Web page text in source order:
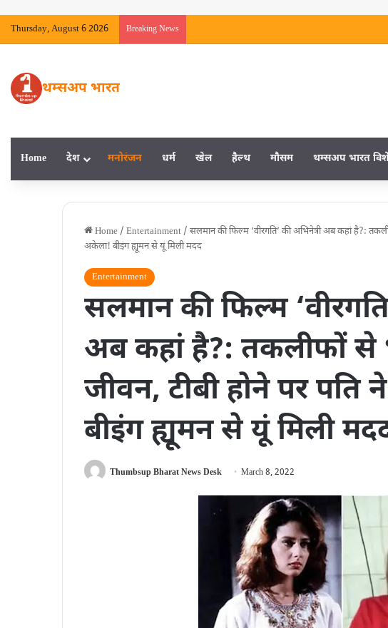
Thursday, August 6 2026 Breaking News
थम्सअप भारत
Home देश मनाेरंजन धर्म खेल हैल्‍थ मौसम थम्‍सअप भारत
Home / Entertainment / सलमान की फिल्म ‘वीरगति’ की अभिनेत्री अब कहां है?:
अकेला! बीइंग ह्यूमन से यूं मिली मदद
Entertainment
सलमान की फिल्म
अब कहां है?: तकलीफों से
जीवन, टीबी होने पर ​पति
बीइंग ह्यूमन से यूं मिली
Thumbsup Bharat News Desk March 8, 2022